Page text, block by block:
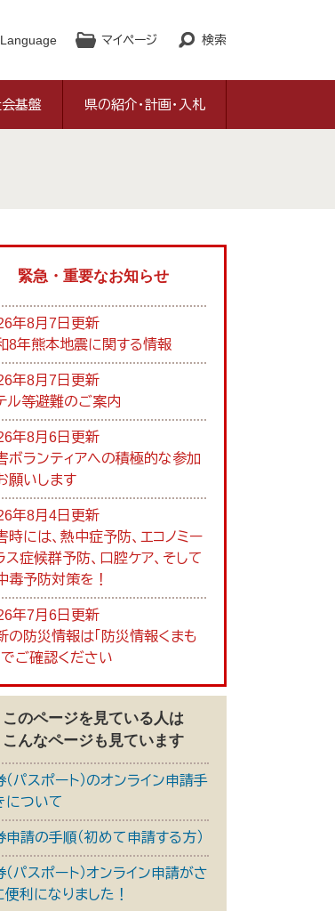
マイページ 検索
会基盤 県の紹介・計画・入札
緊急・重要なお知らせ
年8月7日更新
8年熊本地震に関する情報
年8月7日更新
ル等避難のご案内
年8月6日更新
ボランティアへの積極的な参加
願いします
年8月4日更新
時には、熱中症予防、エコノミー
ス症候群予防、口腔ケア、そして
毒予防対策を！
年7月6日更新
の防災情報は「防災情報くまも
でご確認ください
このページを見ている人は
こんなページも見ています
（パスポート）のオンライン申請手
について
申請の手順（初めて申請する方）
（パスポート）オンライン申請がさ
便利になりました！